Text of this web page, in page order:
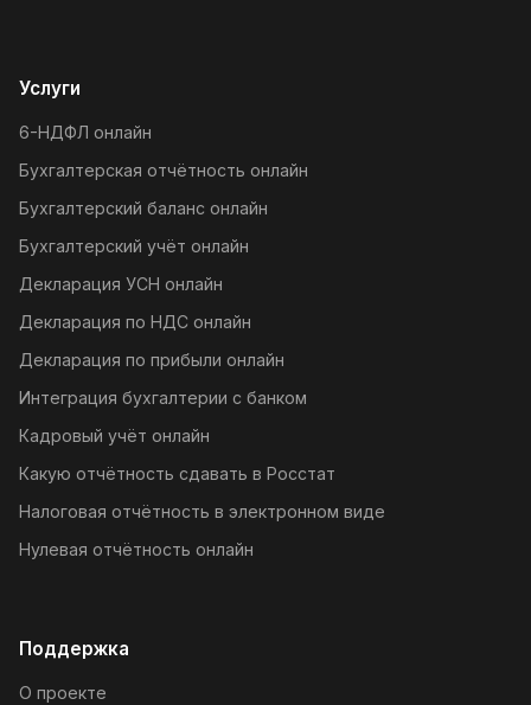
Услуги
6-НДФЛ онлайн
Бухгалтерская отчётность онлайн
Бухгалтерский баланс онлайн
Бухгалтерский учёт онлайн
Декларация УСН онлайн
Декларация по НДС онлайн
Декларация по прибыли онлайн
Интеграция бухгалтерии с банком
Кадровый учёт онлайн
Какую отчётность сдавать в Росстат
Налоговая отчётность в электронном виде
Нулевая отчётность онлайн
Поддержка
О проекте